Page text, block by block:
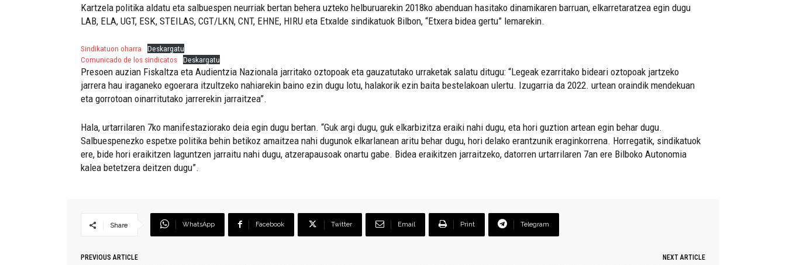
Kartzela politika aldatu eta salbuespen neurriak bertan behera uzteko helburuarekin 2018ko abenduan hasitako dinamikaren barruan, elkarretaratzea egin dugu
LAB, ELA, UGT, ESK, STEILAS, CGT/LKN, CNT, EHNE, HIRU eta Etxalde sindikatuok Bilbon, “Etxera bidea gertu” lemarekin.
Sindikatuon oharra
Deskargatu
Comunicado de los sindicatos
Deskargatu
Presoen auzian Fiskaltza eta Audientzia Nazionala jarritako oztopoak eta gauzatutako urraketak salatu ditugu: “Legeak ezarritako bideari oztopoak jartzeko
jarrera hau iraganeko egoerara itzultzeko nahiarekin baino ezin dugu lotu, halakorik ezin baita bestelakoan ulertu. Izugarria da 2022. urtean oraindik mendekuan
eta gorrotoan oinarritutako jarrerekin jarraitzea”.
Hala, urtarrilaren 7ko manifestaziorako deia egin dugu bertan. “Guk argi dugu, guk elkarbizitza eraiki nahi dugu, eta hori guztion artean egin behar dugu.
Salbuespenezko espetxe politika behin betikoz amaitzea nahi dugunok elkarlanean aritu behar dugu, hori delako erantzunik eraginkorrena. Horregatik, sindikatuok
ere, bide hori eraikitzen laguntzen jarraitu nahi dugu, atzerapausoak onartu gabe. Bidea eraikitzen jarraitzeko, datorren urtarrilaren 7an ere Bilboko Autonomia
kalea betetzera deitzen dugu”.
Share WhatsApp Facebook Twitter Email Print Telegram
PREVIOUS ARTICLE NEXT ARTICLE